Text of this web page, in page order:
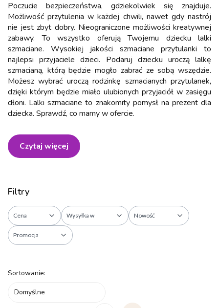
Poczucie bezpieczeństwa, gdziekolwiek się znajduje.
Możliwość przytulenia w każdej chwili, nawet gdy nastrój
nie jest zbyt dobry. Nieograniczone możliwości kreatywnej
zabawy. To wszystko oferują Twojemu dziecku lalki
szmaciane. Wysokiej jakości szmaciane przytulanki to
najlepsi przyjaciele dzieci. Podaruj dziecku uroczą lalkę
szmacianą, którą będzie mogło zabrać ze sobą wszędzie.
Możesz wybrać uroczą rodzinkę szmacianych przytulanek,
dzięki którym będzie miało ulubionych przyjaciół w zasięgu
dłoni. Lalki szmaciane to znakomity pomysł na prezent dla
dziecka. Sprawdź, co mamy w ofercie.
Czytaj więcej
Filtry
Cena Wysyłka w Nowość
Promocja
Lista produktów
Sortowanie:
Domyślne